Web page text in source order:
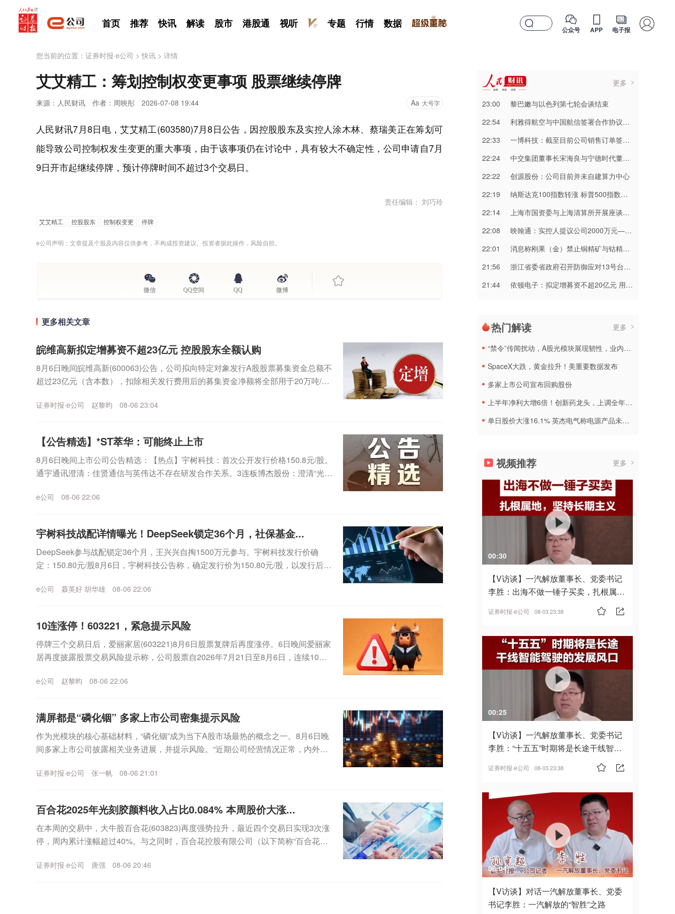
首页 推荐 快讯 解读 股市 港股通 视听 专题 行情 数据 公众号 APP 电子报
您当前的位置： 证券时报·e公司 >快讯 > 详情
艾艾精工：筹划控制权变更事项 股票继续停牌
来源：人民财讯 作者：周映彤 2026-07-08 19:44 Aa 大号字
人民财讯7月8日电，艾艾精工(603580)7月8日公告，因控股股东及实控人涂木林、蔡瑞美正在筹划可
能导致公司控制权发生变更的重大事项，由于该事项仍在讨论中，具有较大不确定性，公司申请自7月
9日开市起继续停牌，预计停牌时间不超过3个交易日。
责任编辑： 刘巧玲
艾艾精工 控股股东 控制权变更 停牌
e公司声明：文章提及个股及内容仅供参考，不构成投资建议。投资者据此操作，风险自担。
微信 QQ空间 QQ 微博
更多相关文章
皖维高新拟定增募资不超23亿元 控股股东全额认购
8月6日晚间皖维高新(600063)公告，公司拟向特定对象发行A股股票募集资金总额不
超过23亿元（含本数），扣除相关发行费用后的募集资金净额将全部用于20万吨/年
证券时报·e公司 赵黎昀 08-06 23:04
【公告精选】*ST萃华：可能终止上市
8月6日晚间上市公司公告精选：【热点】宇树科技：首次公开发行价格150.8元/股。
通宇通讯澄清：佳贤通信与英伟达不存在研发合作关系。3连板博杰股份：澄清“光通
e公司 08-06 22:06
宇树科技战配详情曝光！DeepSeek锁定36个月，社保基金...
DeepSeek参与战配锁定36个月，王兴兴自掏1500万元参与。宇树科技发行价确
定：150.80元/股8月6日，宇树科技公告称，确定发行价为150.80元/股，以发行后总
e公司 聂英好 胡华雄 08-06 22:06
10连涨停！603221，紧急提示风险
停牌三个交易日后，爱丽家居(603221)8月6日股票复牌后再度涨停。6日晚间爱丽家
居再度披露股票交易风险提示称，公司股票自2026年7月21日至8月6日，连续10个
e公司 赵黎昀 08-06 22:06
满屏都是“磷化铟” 多家上市公司密集提示风险
作为光模块的核心基础材料，“磷化铟”成为当下A股市场最热的概念之一。8月6日晚
间多家上市公司披露相关业务进展，并提示风险。“近期公司经营情况正常，内外部
证券时报·e公司 张一帆 08-06 21:01
百合花2025年光刻胶颜料收入占比0.084% 本周股价大涨...
在本周的交易中，大牛股百合花(603823)再度强势拉升，最近四个交易日实现3次涨
停，周内累计涨幅超过40%。与之同时，百合花控股有限公司（以下简称“百合花控
证券时报·e公司 唐强 08-06 20:46
更多
23:00
黎巴嫩与以色列第七轮会谈结束
22:54
利雅得航空与中国航信签署合作协议加强互联互通
22:33
一博科技：截至目前公司销售订单签单金额同比增长超过70%
22:24
中交集团董事长宋海良与宁德时代董事长曾毓群举行会谈
22:22
创源股份：公司目前并未自建算力中心
22:19
纳斯达克100指数转涨 标普500指数涨0.2%
22:14
上海市国资委与上海清算所开展座谈交流
22:08
映翰通：实控人提议公司2000万元—3000万元回购股份
22:01
消息称刚果（金）禁止铜精矿与钴精矿出口 上市公司回应
21:56
浙江省委省政府召开防御应对13号台风“白海豚”工作部署会议
21:44
依顿电子：拟定增募资不超20亿元 用于高端印制电路板等项目
热门解读 更多
“禁令”传闻扰动，A股光模块展现韧性，业内人士：预计落地难度大
SpaceX大跌，黄金拉升！美重要数据发布
多家上市公司宣布回购股份
上半年净利大增6倍！创新药龙头，上调全年营收预测
单日股价大涨16.1% 英杰电气称电源产品未直接配套太空光伏
视频推荐 更多
00:30
【V访谈】一汽解放董事长、党委书记
李胜：出海不做一锤子买卖，扎根属
证券时报·e公司 08-03 23:38
00:25
【V访谈】一汽解放董事长、党委书记
李胜：“十五五”时期将是长途干线智能
证券时报·e公司 08-03 23:38
06:04
【V访谈】对话一汽解放董事长、党委
书记李胜：一汽解放的“智胜”之路